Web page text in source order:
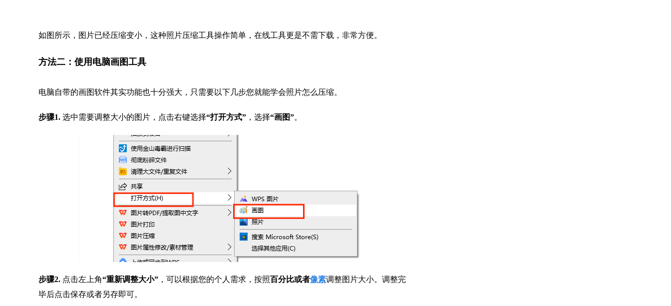
如图所示，图片已经压缩变小，这种照片压缩工具操作简单，在线工具更是不需下载，非常方便。
方法二：使用电脑画图工具
电脑自带的画图软件其实功能也十分强大，只需要以下几步您就能学会照片怎么压缩。
步骤1. 选中需要调整大小的图片，点击右键选择“打开方式” ，选择“画图”。
步骤2. 点击左上角“重新调整大小” ，可以根据您的个人需求，按照百分比或者像素调整图片大小。调整完
毕后点击保存或者另存即可。